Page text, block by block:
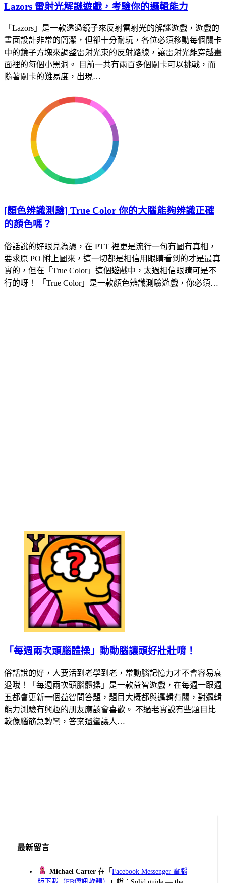
Lazors 雷射光解謎遊戲，考驗你的邏輯能力
「Lazors」是一款透過鏡子來反射雷射光的解謎遊戲，遊戲的
畫面設計非常的簡潔，但卻十分耐玩，各位必須移動每個關卡
中的鏡子方塊來調整雷射光束的反射路線，讓雷射光能穿越畫
面裡的每個小黑洞。 目前一共有兩百多個關卡可以挑戰，而
隨著關卡的難易度，出現…
[顏色辨識測驗] True Color 你的大腦能夠辨識正確
的顏色嗎？
俗話說的好眼見為憑，在 PTT 裡更是流行一句有圖有真相，
要求原 PO 附上圖來，這一切都是相信用眼睛看到的才是最真
實的，但在「True Color」這個遊戲中，太過相信眼睛可是不
行的呀！ 「True Color」是一款顏色辨識測驗遊戲，你必須…
「每週兩次頭腦體操」動動腦讓頭好壯壯唷！
俗話說的好，人要活到老學到老，常動腦記憶力才不會容易衰
退哦！「每週兩次頭腦體操」是一款益智遊戲，在每週一跟週
五都會更新一個益智問答題，題目大概都與邏輯有關，對邏輯
能力測驗有興趣的朋友應該會喜歡。 不過老實說有些題目比
較像腦筋急轉彎，答案還蠻讓人…
最新留言
Michael Carter 在「Facebook Messenger 電腦